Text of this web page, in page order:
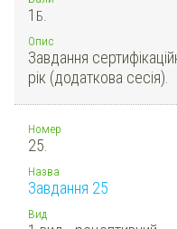
1 Б.
Опис
Завдання
рік (додаткова сесія).
Номер
25.
Назва
Завдання 25
Вид